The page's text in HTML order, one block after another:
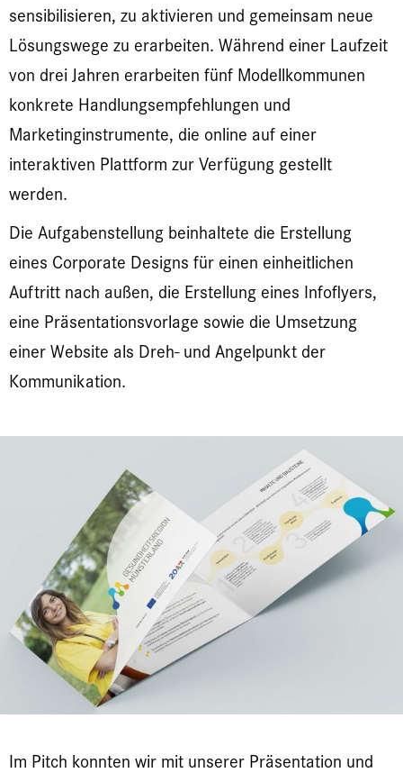
sensibilisieren, zu aktivieren und gemeinsam neue
Lösungswege zu erarbeiten. Während einer Laufzeit
von drei Jahren erarbeiten fünf Modellkommunen
konkrete Handlungsempfehlungen und
Marketinginstrumente, die online auf einer
interaktiven Plattform zur Verfügung gestellt
werden.
Die Aufgabenstellung beinhaltete die Erstellung
eines Corporate Designs für einen einheitlichen
Auftritt nach außen, die Erstellung eines Infoflyers,
eine Präsentationsvorlage sowie die Umsetzung
einer Website als Dreh- und Angelpunkt der
Kommunikation.
Im Pitch konnten wir mit unserer Präsentation und